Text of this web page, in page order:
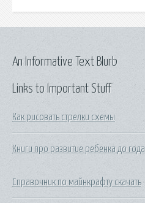
Links to Important Stuff
Как рисовать стрелки схемы
Книги про развитие ребенка до года
Справочник по майнкрафту скачать
An Informative Text Blurb